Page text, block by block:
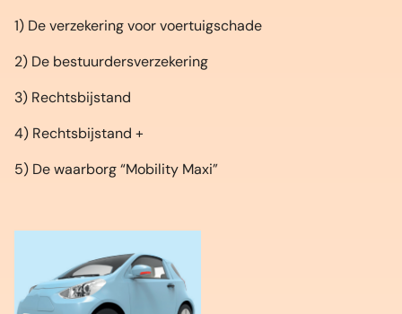
1) De verzekering voor voertuigschade
2) De bestuurdersverzekering
3) Rechtsbijstand
4) Rechtsbijstand +
5) De waarborg “Mobility Maxi”